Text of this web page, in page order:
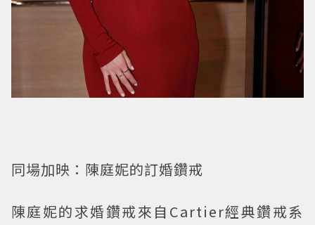
同場加映：陳庭妮的訂婚鑽戒
陳庭妮的求婚鑽戒來自Cartier經典鑽戒系